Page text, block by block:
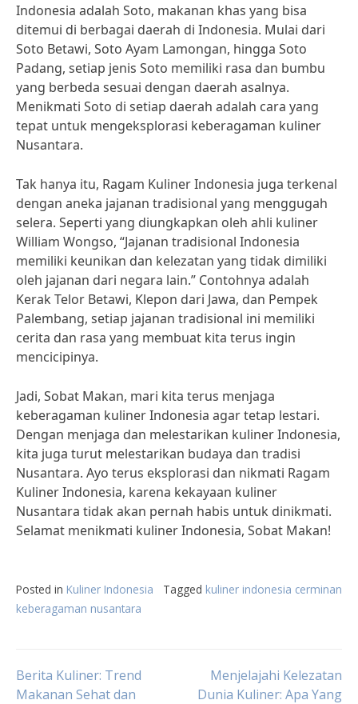
Indonesia adalah Soto, makanan khas yang bisa
ditemui di berbagai daerah di Indonesia. Mulai dari
Soto Betawi, Soto Ayam Lamongan, hingga Soto
Padang, setiap jenis Soto memiliki rasa dan bumbu
yang berbeda sesuai dengan daerah asalnya.
Menikmati Soto di setiap daerah adalah cara yang
tepat untuk mengeksplorasi keberagaman kuliner
Nusantara.
Tak hanya itu, Ragam Kuliner Indonesia juga terkenal
dengan aneka jajanan tradisional yang menggugah
selera. Seperti yang diungkapkan oleh ahli kuliner
William Wongso, “Jajanan tradisional Indonesia
memiliki keunikan dan kelezatan yang tidak dimiliki
oleh jajanan dari negara lain.” Contohnya adalah
Kerak Telor Betawi, Klepon dari Jawa, dan Pempek
Palembang, setiap jajanan tradisional ini memiliki
cerita dan rasa yang membuat kita terus ingin
mencicipinya.
Jadi, Sobat Makan, mari kita terus menjaga
keberagaman kuliner Indonesia agar tetap lestari.
Dengan menjaga dan melestarikan kuliner Indonesia,
kita juga turut melestarikan budaya dan tradisi
Nusantara. Ayo terus eksplorasi dan nikmati Ragam
Kuliner Indonesia, karena kekayaan kuliner
Nusantara tidak akan pernah habis untuk dinikmati.
Selamat menikmati kuliner Indonesia, Sobat Makan!
Posted in Kuliner Indonesia Tagged kuliner indonesia cerminan
keberagaman nusantara
Post
Berita Kuliner: Trend
Makanan Sehat dan
Menjelajahi Kelezatan
Dunia Kuliner: Apa Yang